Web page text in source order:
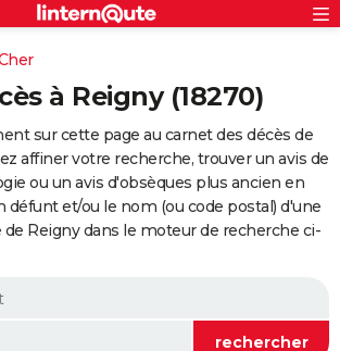
ville
à Reigny (18270)
sur cette page au carnet des décès de
affiner votre recherche, trouver un avis de
ou un avis d'obsèques plus ancien en
défunt et/ou le nom (ou code postal) d'une
Reigny dans le moteur de recherche ci-